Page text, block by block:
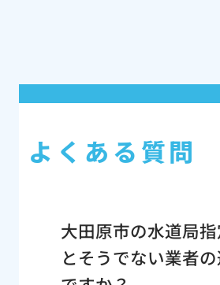
よくある質問
大田原市の水道局
とそうでない業者